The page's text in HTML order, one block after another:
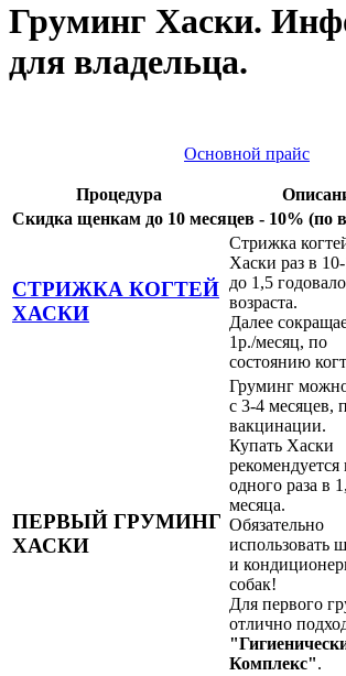
Груминг Хаски.
для владельца.
Основной прайс
Процедура
Скидка щенкам до 10 месяцев - 10% (по
СТРИЖКА КОГТЕЙ
ХАСКИ
Стрижка
Хаски раз в
до 1,5
возраста.
Далее
1р./месяц, по
состоянию
ПЕРВЫЙ ГРУМИНГ
ХАСКИ
Груминг
с 3-4 месяцев,
вакцинации.
Купать Хаски
рекомендуется
одного раза в
месяца.
Обязательно
использовать
и
собак!
Для первого
отлично
Комплекс".